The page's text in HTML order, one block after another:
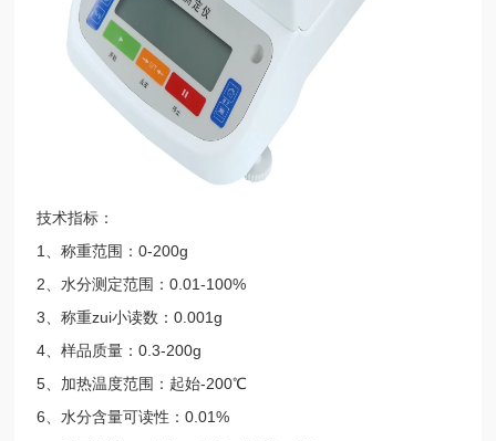
技术指标：
1、称重范围：0-200g
2、水分测定范围：0.01-100%
3、称重zui小读数：0.001g
4、样品质量：0.3-200g
5、加热温度范围：起始-200℃
6、水分含量可读性：0.01%